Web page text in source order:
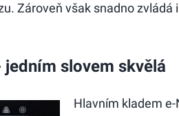
Zároveň však snadno zvládá
jedním slovem skvělá
Hlavním kladem